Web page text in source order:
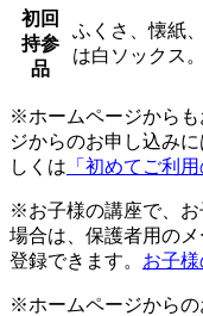
初回
持参
品
ふくさ、懐紙
は白ソックス。
※ホームページからも
ジからのお申し込み
しくは 「初めてご利用
※お子様の講座で、お
場合は、保護者用の
登録できます。 お子
※ホームページからの